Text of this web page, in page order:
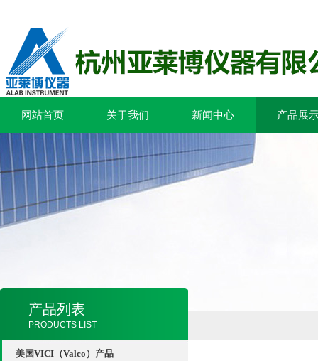
网站首页 关于我们 新闻中心 产品展
产品列表
PRODUCTS LIST
美国VICI（Valco）产品